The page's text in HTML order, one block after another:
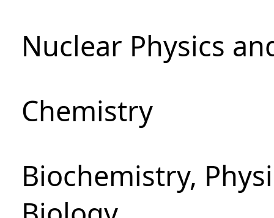
Nuclear Physics
Chemistry
Biochemistry,